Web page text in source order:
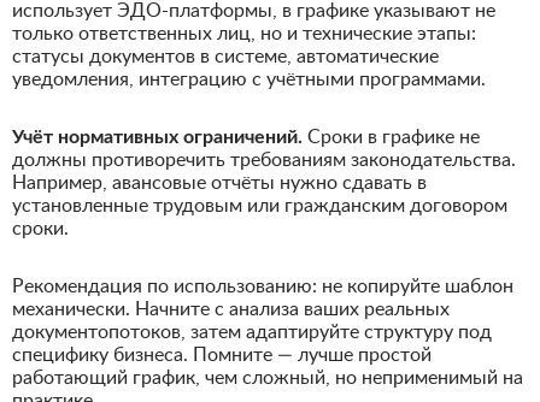
использует ЭДО-платформы, в графике указывают не
только ответственных лиц, но и технические этапы:
статусы документов в системе, автоматические
уведомления, интеграцию с учётными программами.
Учёт нормативных ограничений. Сроки в графике не
должны противоречить требованиям законодательства.
Например, авансовые отчёты нужно сдавать в
установленные трудовым или гражданским договором
сроки.
Рекомендация по использованию: не копируйте шаблон
механически. Начните с анализа ваших реальных
документопотоков, затем адаптируйте структуру под
специфику бизнеса. Помните — лучше простой
работающий график, чем сложный, но неприменимый на